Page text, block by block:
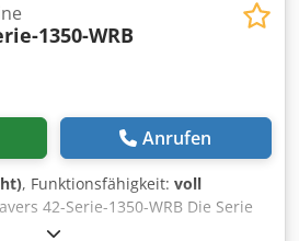
1350-WRB
Anrufen
, Funktionsfähigkeit: voll
42-Serie-1350-WRB Die Serie
eine Schleifbandstation